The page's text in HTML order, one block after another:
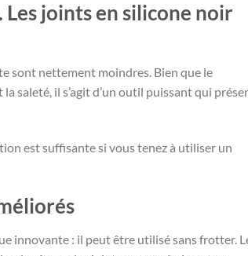
joints en silicone noir
sont nettement moindres. Bien que le
saleté, il s’agit d’un outil puissant qui
est suffisante si vous tenez à utiliser un
innovante : il peut être utilisé sans frotter.